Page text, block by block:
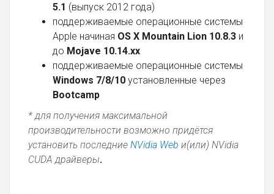
5.1 (выпуск 2012 года)
поддерживаемые операционные системы
Apple начиная OS X Mountain Lion 10.8.3 и
до Mojave 10.14.xx
поддерживаемые операционные системы
Windows 7/8/10 установленные через
Bootcamp
* для получения максимальной
производительности возможно придётся
установить последние NVidia Web и(или) NVidia
CUDA драйверы.